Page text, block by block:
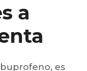
a
es